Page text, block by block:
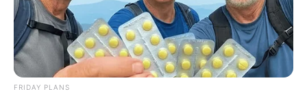
FRIDAY PLANS